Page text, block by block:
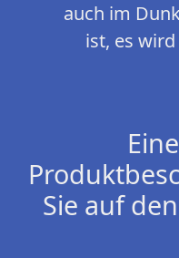
auch im
ist, es
Sie auf